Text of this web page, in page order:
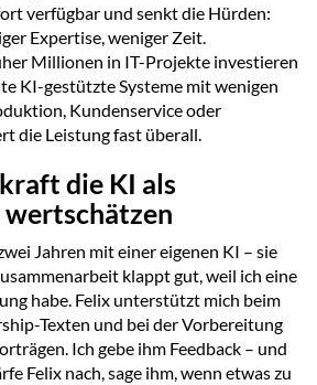
verfügbar und senkt die Hürden:
Expertise, weniger Zeit.
Millionen in IT-Projekte investieren
KI-gestützte Systeme mit wenigen
Kundenservice oder
die Leistung fast überall.
die KI als
Jahren mit einer eigenen KI – sie
klappt gut, weil ich eine
habe. Felix unterstützt mich beim
Texten und bei der Vorbereitung
Ich gebe ihm Feedback – und
Felix nach, sage ihm, wenn etwas zu